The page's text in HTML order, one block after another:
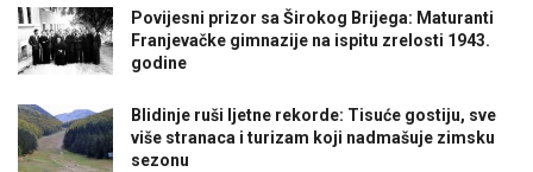
Povijesni prizor sa Širokog Brijega: Maturanti
Franjevačke gimnazije na ispitu zrelosti 1943.
godine
Blidinje ruši ljetne rekorde: Tisuće gostiju, sve
više stranaca i turizam koji nadmašuje zimsku
sezonu